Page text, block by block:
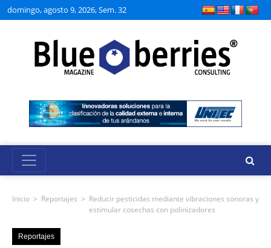
domingo, agosto 9, 2026, Sem. 32
Inicio > Reportajes > Reducir pesticidas mediante vibraciones sonoras y
estimular cosechas con polinizadores
Reportajes